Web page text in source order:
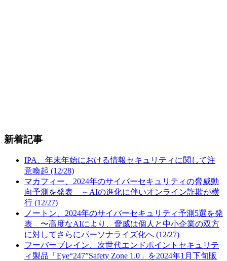
新着記事
IPA、年末年始における情報セキュリティに関して注
意喚起 (12/28)
マカフィー、2024年のサイバーセキュリティの脅威動
向予測を発表 ～AIの進化に伴いオンライン詐欺が横
行 (12/27)
ノートン、2024年のサイバーセキュリティ予測5選を発
表 〜高度なAIにより、脅威は個人と中小企業の双方
に対してさらにパーソナライズ化へ (12/27)
フーバーブレイン、次世代エンドポイントセキュリテ
ィ製品「Eye“247”Safety Zone 1.0」を2024年1月下旬販